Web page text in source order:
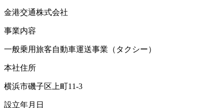
金港交通株式会社
事業内容
一般乗用旅客自動車運送事業（タクシー）
本社住所
横浜市磯子区上町11-3
設立年月日